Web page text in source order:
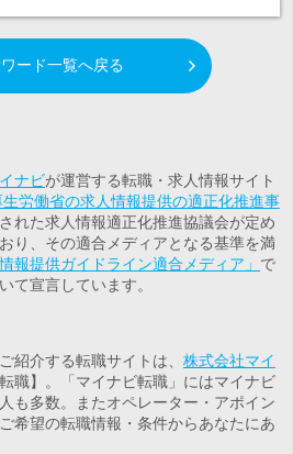
ード一覧へ戻る
ナビが運営する転職・求人情報サイト
生労働省の求人情報提供の適正化推進事
れた求人情報適正化推進協議会が定め
り、その適合メディアとなる基準を満
情報提供ガイドライン適合メディア」 で
て宣言しています。
紹介する転職サイトは、 株式会社マイ
職】。「マイナビ転職」にはマイナビ
も多数。またオペレーター・アポイン
希望の転職情報・条件からあなたにあ